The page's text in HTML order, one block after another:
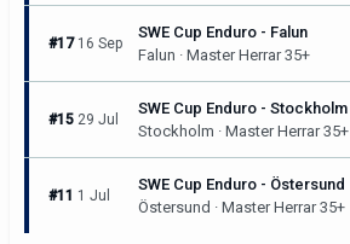
#17 16 Sep
SWE Cup Enduro - Falun
Falun · Master Herrar 35+
#15 29 Jul
SWE Cup Enduro - Stockholm
Stockholm · Master Herrar 35+
#11 1 Jul
SWE Cup Enduro - Östersund
Östersund · Master Herrar 35+